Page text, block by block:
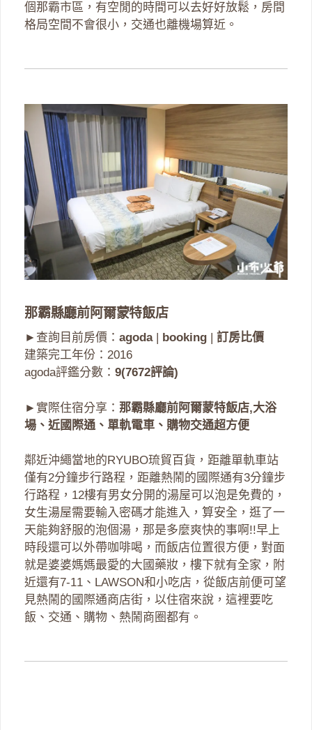
個那霸市區，有空閒的時間可以去好好放鬆，房間
格局空間不會很小，交通也離機場算近。
那霸縣廳前阿爾蒙特飯店
►查詢目前房價： agoda| booking
訂房比價
建築完工年份：2016
agoda評鑑分數： 9(7672評論)
►實際住宿分享： 那霸縣廳前阿爾蒙特飯店,大浴
場、近國際通、單軌電車、購物交通超方便
鄰近沖繩當地的RYUBO琉貿百貨，距離單軌車站
僅有2分鐘步行路程，距離熱鬧的國際通有3分鐘步
行路程，12樓有男女分開的湯屋可以泡是免費的，
女生湯屋需要輸入密碼才能進入，算安全，逛了一
天能夠舒服的泡個湯，那是多麼爽快的事啊!!早上
時段還可以外帶咖啡喝，而飯店位置很方便，對面
就是婆婆媽媽最愛的大國藥妝，樓下就有全家，附
近還有7-11、LAWSON和小吃店，從飯店前便可望
見熱鬧的國際通商店街，以住宿來說，這裡要吃
飯、交通、購物、熱鬧商圈都有。